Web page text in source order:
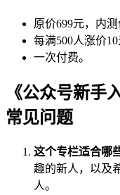
原价699元，内测
每满500人涨价10
一次付费。
《公众号新手
常见问题
这个专栏适合哪
趣的新人，以及
人。